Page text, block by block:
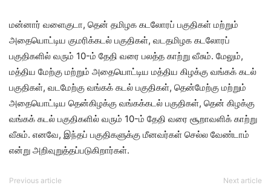
மன்னார் வளைகுடா, தென் தமிழக கடலோரப் பகுதிகள் மற்றும்
அதையொட்டிய குமரிக்கடல் பகுதிகள், வடதமிழக கடலோரப்
பகுதிகளில் வரும் 10-ம் தேதி வரை பலத்த காற்று வீசும். மேலும்,
மத்திய மேற்கு மற்றும் அதையொட்டிய மத்திய கிழக்கு வங்கக் கடல்
பகுதிகள், வடமேற்கு வங்கக் கடல் பகுதிகள், தென்மேற்கு மற்றும்
அதையொட்டிய தென்கிழக்கு வங்கக்கடல் பகுதிகள், தென் கிழக்கு
வங்கக் கடல் பகுதிகளில் வரும் 10-ம் தேதி வரை சூறாவளிக் காற்று
வீசும். எனவே, இந்தப் பகுதிகளுக்கு மீனவர்கள் செல்ல வேண்டாம்
என்று அறிவுறுத்தப்படுகிறார்கள்.
Previous article Next article